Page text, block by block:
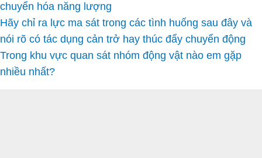
chuyển hóa năng lượng
Hãy chỉ ra lực ma sát trong các tình huống sau đây và
nói rõ có tác dụng cản trở hay thúc đẩy chuyển động
Trong khu vực quan sát nhóm động vật nào em gặp
nhiều nhất?